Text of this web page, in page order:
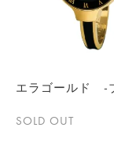
エラゴールド -
SOLD OUT